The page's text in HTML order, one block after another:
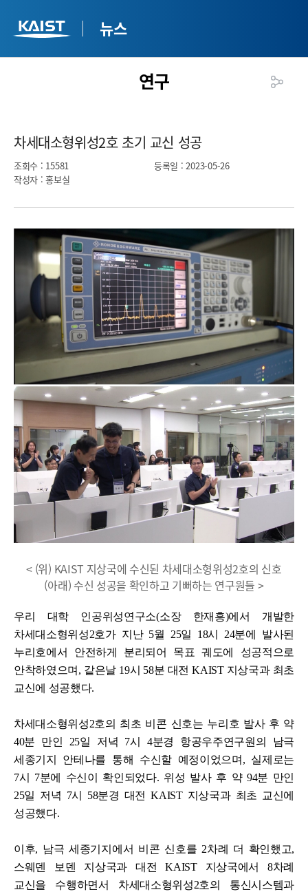
뉴스
연구
차세대소형위성2호 초기 교신 성공​
조회수 : 15581 등록일 : 2023-05-26
작성자 : 홍보실
< (위) KAIST 지상국에 수신된 차세대소형위성2호의 신호
(아래) 수신 성공을 확인하고 기뻐하는 연구원들 >
우리 대학 인공위성연구소(소장 한재흥)에서 개발한
차세대소형위성2호가 지난 5월 25일 18시 24분에 발사된
누리호에서 안전하게 분리되어 목표 궤도에 성공적으로
안착하였으며, 같은날 19시 58분 대전 KAIST 지상국과 최초
교신에 성공했다.
차세대소형위성2호의 최초 비콘 신호는 누리호 발사 후 약
40분 만인 25일 저녁 7시 4분경 항공우주연구원의 남극
세종기지 안테나를 통해 수신할 예정이었으며, 실제로는
7시 7분에 수신이 확인되었다. 위성 발사 후 약 94분 만인
25일 저녁 7시 58분경 대전 KAIST 지상국과 최초 교신에
성공했다.
이후, 남극 세종기지에서 비콘 신호를 2차례 더 확인했고,
스웨덴 보덴 지상국과 대전 KAIST 지상국에서 8차례
교신을 수행하면서 차세대소형위성2호의 통신시스템과